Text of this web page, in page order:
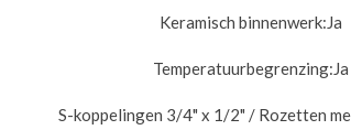
Keramisch binnenwerk:Ja
Temperatuurbegrenzing:Ja
S-koppelingen 3/4" x 1/2" / Rozetten